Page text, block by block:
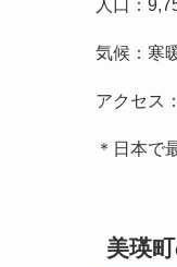
人口：
気候：寒
アクセス
＊日本で
美瑛